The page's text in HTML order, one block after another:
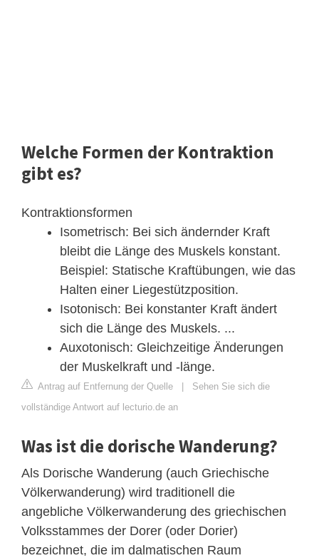
Welche Formen der Kontraktion
gibt es?
Kontraktionsformen
Isometrisch: Bei sich ändernder Kraft
bleibt die Länge des Muskels konstant.
Beispiel: Statische Kraftübungen, wie das
Halten einer Liegestützposition.
Isotonisch: Bei konstanter Kraft ändert
sich die Länge des Muskels. ...
Auxotonisch: Gleichzeitige Änderungen
der Muskelkraft und -länge.
Antrag auf Entfernung der Quelle | Sehen Sie sich die
vollständige Antwort auf lecturio.de an
Was ist die dorische Wanderung?
Als Dorische Wanderung (auch Griechische
Völkerwanderung) wird traditionell die
angebliche Völkerwanderung des griechischen
Volksstammes der Dorer (oder Dorier)
bezeichnet, die im dalmatischen Raum